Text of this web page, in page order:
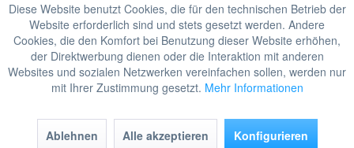
Diese Website benutzt Cookies, die für den technischen Betrieb der
Website erforderlich sind und stets gesetzt werden. Andere
Cookies, die den Komfort bei Benutzung dieser Website erhöhen,
der Direktwerbung dienen oder die Interaktion mit anderen
Websites und sozialen Netzwerken vereinfachen sollen, werden nur
mit Ihrer Zustimmung gesetzt. Mehr Informationen
Ablehnen Alle akzeptieren Konfigurieren